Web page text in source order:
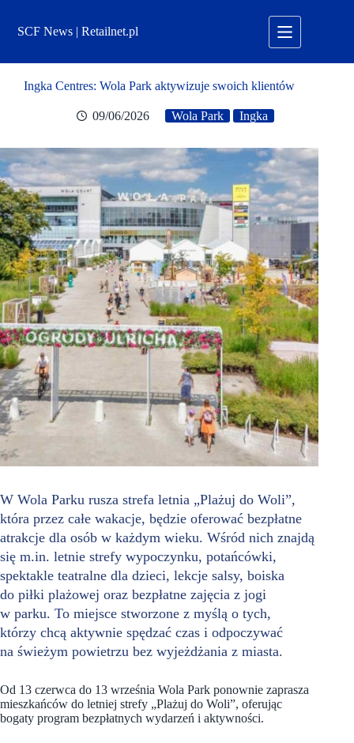
treściSCF News | Retailnet.pl
Ingka Centres: Wola Park aktywizuje swoich klientów
09/06/2026 Wola Park Ingka
W Wola Parku rusza strefa letnia „Plażuj do Woli”,
która przez całe wakacje, będzie oferować bezpłatne
atrakcje dla osób w każdym wieku. Wśród nich znajdą
się m.in. letnie strefy wypoczynku, potańcówki,
spektakle teatralne dla dzieci, lekcje salsy, boiska
do piłki plażowej oraz bezpłatne zajęcia z jogi
w parku. To miejsce stworzone z myślą o tych,
którzy chcą aktywnie spędzać czas i odpoczywać
na świeżym powietrzu bez wyjeżdżania z miasta.
Od 13 czerwca do 13 września Wola Park ponownie zaprasza
mieszkańców do letniej strefy „Plażuj do Woli”, oferując
bogaty program bezpłatnych wydarzeń i aktywności.